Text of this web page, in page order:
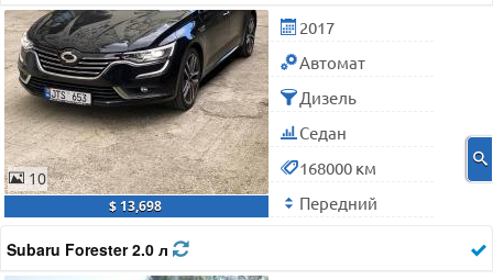
10
$ 13,698
2017
Автомат
Дизель
Седан
168000 км
Передний
Subaru Forester 2.0 л